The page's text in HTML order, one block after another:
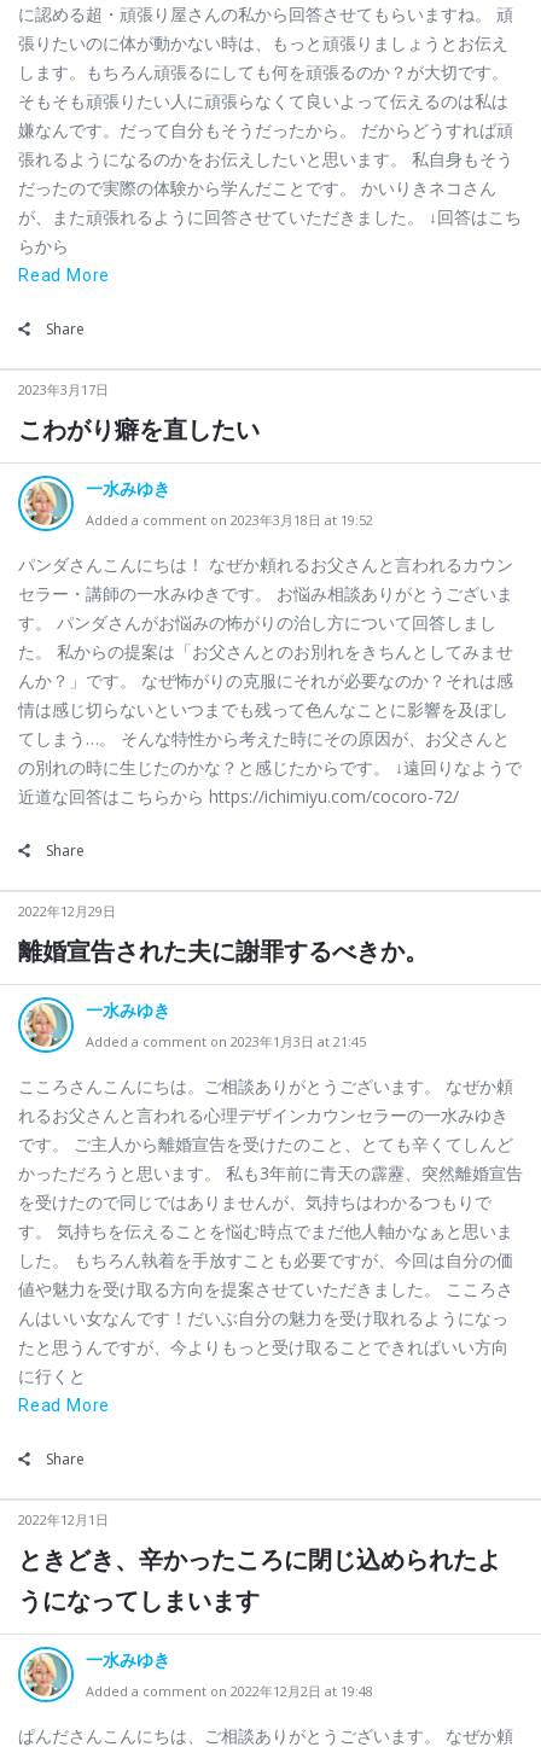
に認める超・頑張り屋さんの私から回答させてもらいますね。 頑
張りたいのに体が動かない時は、もっと頑張りましょうとお伝え
します。もちろん頑張るにしても何を頑張るのか？が大切です。
そもそも頑張りたい人に頑張らなくて良いよって伝えるのは私は
嫌なんです。だって自分もそうだったから。 だからどうすれば頑
張れるようになるのかをお伝えしたいと思います。 私自身もそう
だったので実際の体験から学んだことです。 かいりきネコさん
が、また頑張れるように回答させていただきました。 ↓回答はこち
らから
Read More
Share
2023年3月17日
こわがり癖を直したい
一水みゆき
Added a comment on 2023年3月18日 at 19:52
パンダさんこんにちは！ なぜか頼れるお父さんと言われるカウン
セラー・講師の一水みゆきです。 お悩み相談ありがとうございま
す。 パンダさんがお悩みの怖がりの治し方について回答しまし
た。 私からの提案は「お父さんとのお別れをきちんとしてみませ
んか？」です。 なぜ怖がりの克服にそれが必要なのか？それは感
情は感じ切らないといつまでも残って色んなことに影響を及ぼし
てしまう…。 そんな特性から考えた時にその原因が、お父さんと
の別れの時に生じたのかな？と感じたからです。 ↓遠回りなようで
近道な回答はこちらから https://ichimiyu.com/cocoro-72/
Share
2022年12月29日
離婚宣告された夫に謝罪するべきか。
一水みゆき
Added a comment on 2023年1月3日 at 21:45
こころさんこんにちは。ご相談ありがとうございます。 なぜか頼
れるお父さんと言われる心理デザインカウンセラーの一水みゆき
です。 ご主人から離婚宣告を受けたのこと、とても辛くてしんど
かっただろうと思います。 私も3年前に青天の霹靂、突然離婚宣告
を受けたので同じではありませんが、気持ちはわかるつもりで
す。 気持ちを伝えることを悩む時点でまだ他人軸かなぁと思いま
した。 もちろん執着を手放すことも必要ですが、今回は自分の価
値や魅力を受け取る方向を提案させていただきました。 こころさ
んはいい女なんです！だいぶ自分の魅力を受け取れるようになっ
たと思うんですが、今よりもっと受け取ることできればいい方向
に行くと
Read More
Share
2022年12月1日
ときどき、辛かったころに閉じ込められたよ
うになってしまいます
一水みゆき
Added a comment on 2022年12月2日 at 19:48
ぱんださんこんにちは、ご相談ありがとうございます。 なぜか頼